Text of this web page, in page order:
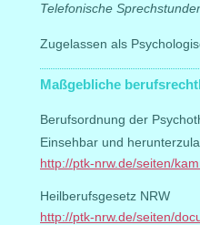
Telefonische
Zugelassen als
Maßgebliche
Berufsordnung der
Einsehbar und
http://ptk-nrw.de/seiten/
Heilberufsgesetz NRW
http://ptk-nrw.de/seiten/